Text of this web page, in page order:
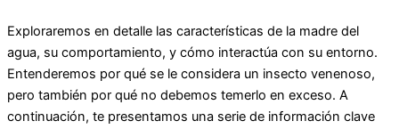
Exploraremos en detalle las características de la madre del
agua, su comportamiento, y cómo interactúa con su entorno.
Entenderemos por qué se le considera un insecto venenoso,
pero también por qué no debemos temerlo en exceso. A
continuación, te presentamos una serie de información clave